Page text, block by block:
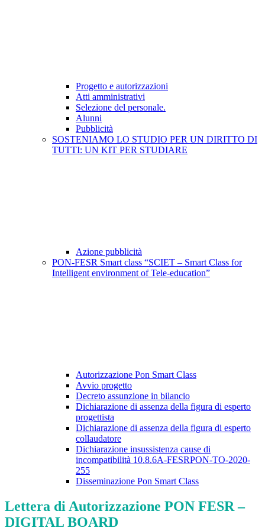
Progetto e autorizzazioni
Atti amministrativi
Selezione del personale.
Alunni
Pubblicità
SOSTENIAMO LO STUDIO PER UN DIRITTO DI
TUTTI: UN KIT PER STUDIARE
Azione pubblicità
PON-FESR Smart class “SCIET – Smart Class for
Intelligent environment of Tele-education”
Autorizzazione Pon Smart Class
Avvio progetto
Decreto assunzione in bilancio
Dichiarazione di assenza della figura di esperto
progettista
Dichiarazione di assenza della figura di esperto
collaudatore
Dichiarazione insussistenza cause di
incompatibilità 10.8.6A-FESRPON-TO-2020-
255
Disseminazione Pon Smart Class
Lettera di Autorizzazione PON FESR –
DIGITAL BOARD